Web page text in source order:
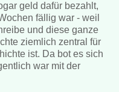
geld dafür bezahlt,
fällig war - weil
und diese ganze
ziemlich zentral für
ist. Da bot es sich
war mit der